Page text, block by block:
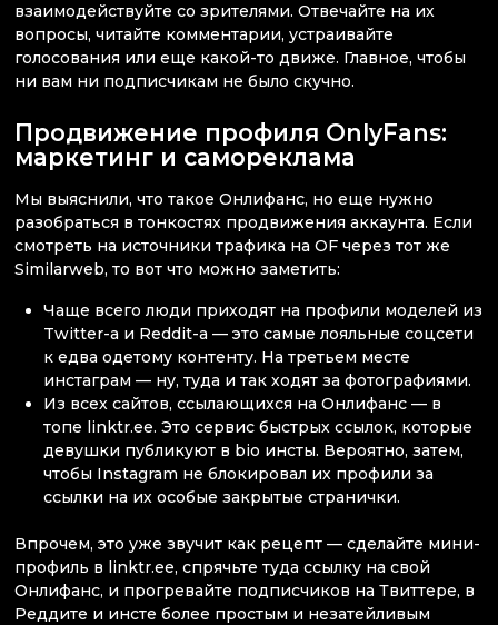
взаимодействуйте со зрителями. Отвечайте на их
вопросы, читайте комментарии, устраивайте
голосования или еще какой-то движе. Главное, чтобы
ни вам ни подписчикам не было скучно.
Продвижение профиля OnlyFans:
маркетинг и самореклама
Мы выяснили, что такое Онлифанс, но еще нужно
разобраться в тонкостях продвижения аккаунта. Если
смотреть на источники трафика на OF через тот же
Similarweb, то вот что можно заметить:
Чаще всего люди приходят на профили моделей из
Twitter-а и Reddit-а — это самые лояльные соцсети
к едва одетому контенту. На третьем месте
инстаграм — ну, туда и так ходят за фотографиями.
Из всех сайтов, ссылающихся на Онлифанс — в
топе linktr.ee. Это сервис быстрых ссылок, которые
девушки публикуют в bio инсты. Вероятно, затем,
чтобы Instagram не блокировал их профили за
ссылки на их особые закрытые странички.
Впрочем, это уже звучит как рецепт — сделайте мини-
профиль в linktr.eе, спрячьте туда ссылку на свой
Онлифанс, и прогревайте подписчиков на Твиттере, в
Реддите и инсте более простым и незатейливым